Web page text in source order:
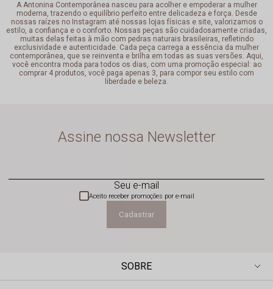
A Antonina Contemporânea nasceu para acolher e empoderar a mulher
moderna, trazendo o equilíbrio perfeito entre delicadeza e força. Desde
nossas raízes no Instagram até nossas lojas físicas e site, valorizamos o
estilo, a confiança e o conforto. Nossas peças são cuidadosamente criadas,
muitas delas feitas à mão com pedras naturais brasileiras, refletindo
exclusividade e autenticidade. Cada peça carrega a essência da mulher
contemporânea, que se reinventa e brilha em todas as suas versões. Aqui,
você encontra moda para todos os dias, com uma promoção especial: ao
comprar 4 produtos, você paga apenas 3, para compor seu estilo com
liberdade e beleza.
Assine nossa Newsletter
Seu e-mail
Cadastrar
Aceito receber promoções por e-mail
SOBRE